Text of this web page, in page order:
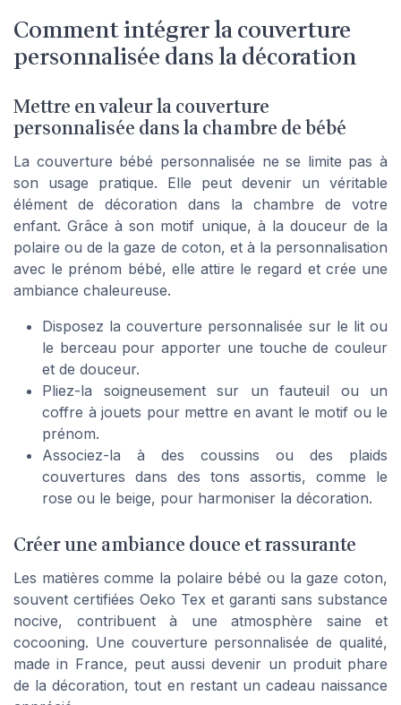
Comment intégrer la couverture
personnalisée dans la décoration
Mettre en valeur la couverture
personnalisée dans la chambre de bébé
La couverture bébé personnalisée ne se limite pas à
son usage pratique. Elle peut devenir un véritable
élément de décoration dans la chambre de votre
enfant. Grâce à son motif unique, à la douceur de la
polaire ou de la gaze de coton, et à la personnalisation
avec le prénom bébé, elle attire le regard et crée une
ambiance chaleureuse.
Disposez la couverture personnalisée sur le lit ou
le berceau pour apporter une touche de couleur
et de douceur.
Pliez-la soigneusement sur un fauteuil ou un
coffre à jouets pour mettre en avant le motif ou le
prénom.
Associez-la à des coussins ou des plaids
couvertures dans des tons assortis, comme le
rose ou le beige, pour harmoniser la décoration.
Créer une ambiance douce et rassurante
Les matières comme la polaire bébé ou la gaze coton,
souvent certifiées Oeko Tex et garanti sans substance
nocive, contribuent à une atmosphère saine et
cocooning. Une couverture personnalisée de qualité,
made in France, peut aussi devenir un produit phare
de la décoration, tout en restant un cadeau naissance